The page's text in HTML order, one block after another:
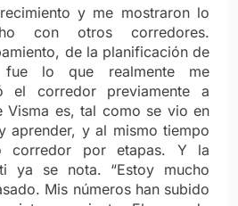
y me mostraron lo
con otros corredores.
de la planificación de
lo que realmente me
el corredor previamente a
Visma es, tal como se vio en
aprender, y al mismo tiempo
corredor por etapas. Y la
ya se nota. “Estoy mucho
Mis números han subido